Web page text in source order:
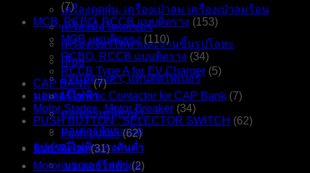
เครื่องดูดฝุ่น, เครื่องเป่าลม เครื่องเป่าลมร้อน
เครื่องมือวัดเลเซอร์
เครื่องเจียรไฟฟ้าและงานขึ้นรูปโลหะ
เลื่อย
แท่นตัดองศา, แท่นตัดไฟเบอร์
มอเตอร์ไฟฟ้า
มอเตอร์เหนี่ยวนำ
มอเตอร์กันระเบิด
อุปกรณ์ไฟฟ้าแรงดันต่ำ
เบรกเกอร์ลูกย่อย
(7)
MCB, RCBO, RCCB แบบติดราง (153)
MCB แบบติดราง (110)
RCBO, RCCB แบบติดราง (34)
RCCB Type A for EV Charger (5)
CAP BANK (7)
Magnetic Contactor for CAP Bank (7)
Motor Starter , Motor Breaker (34)
PUSH BUTTON , SELECTOR SWITCH (62)
Push button (62)
รีเลย์ Relay (31)
Motor มอเตอร์ไฟฟ้า (2)